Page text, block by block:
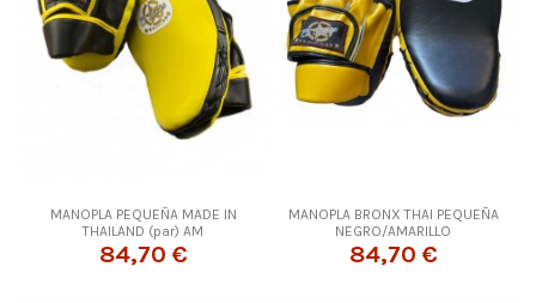
MANOPLA PEQUEÑA MADE IN
THAILAND (par) AM
84,70 €
MANOPLA BRONX THAI PEQUEÑA
NEGRO/AMARILLO
84,70 €